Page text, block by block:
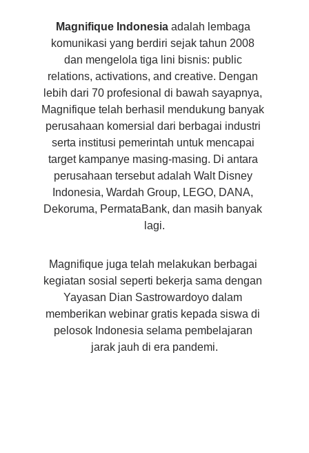
Magnifique Indonesia adalah lembaga
komunikasi yang berdiri sejak tahun 2008
dan mengelola tiga lini bisnis: public
relations, activations, and creative. Dengan
lebih dari 70 profesional di bawah sayapnya,
Magnifique telah berhasil mendukung banyak
perusahaan komersial dari berbagai industri
serta institusi pemerintah untuk mencapai
target kampanye masing-masing. Di antara
perusahaan tersebut adalah Walt Disney
Indonesia, Wardah Group, LEGO, DANA,
Dekoruma, PermataBank, dan masih banyak
lagi.
Magnifique juga telah melakukan berbagai
kegiatan sosial seperti bekerja sama dengan
Yayasan Dian Sastrowardoyo dalam
memberikan webinar gratis kepada siswa di
pelosok Indonesia selama pembelajaran
jarak jauh di era pandemi.